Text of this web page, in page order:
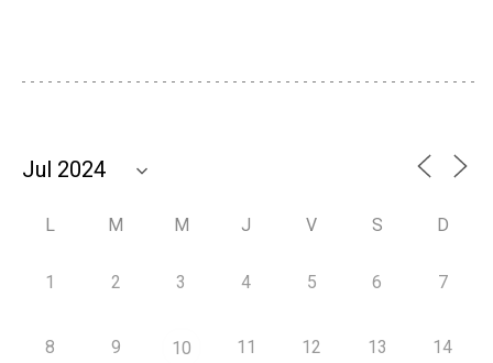
L M M J V S D
1 2 3 4 5 6 7
8 9 10 11 12 13 14